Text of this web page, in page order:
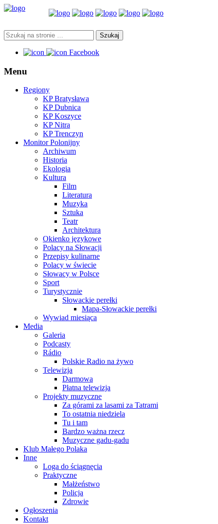
Facebook
Menu
Regiony
KP Bratysława
KP Dubnica
KP Koszyce
KP Nitra
KP Trenczyn
Monitor Polonijny
Archiwum
Historia
Ekologia
Kultura
Film
Literatura
Muzyka
Sztuka
Teatr
Architektura
Okienko językowe
Polacy na Słowacji
Przepisy kulinarne
Polacy w świecie
Słowacy w Polsce
Sport
Turystycznie
Słowackie perełki
Mapa-Słowackie perełki
Wywiad miesiąca
Media
Galeria
Podcasty
Rádio
Polskie Radio na żywo
Telewizja
Darmowa
Płatna telewizja
Projekty muzyczne
Za górami za lasami za Tatrami
To ostatnia niedziela
Tu i tam
Bardzo ważna rzecz
Muzyczne gadu-gadu
Klub Małego Polaka
Inne
Loga do ściągnęcia
Praktyczne
Małżeństwo
Policja
Zdrowie
Ogłoszenia
Kontakt